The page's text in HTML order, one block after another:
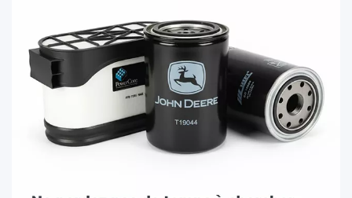
GOLDONI (1)
HURLIMANN (13)
JOHN DEERE (38)